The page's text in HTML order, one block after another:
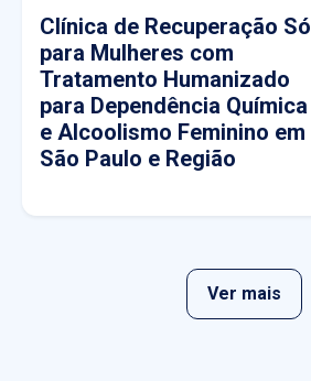
Clínica de Recuperação Só
para Mulheres com
Tratamento Humanizado
para Dependência Química
e Alcoolismo Feminino em
São Paulo e Região
Ver mais